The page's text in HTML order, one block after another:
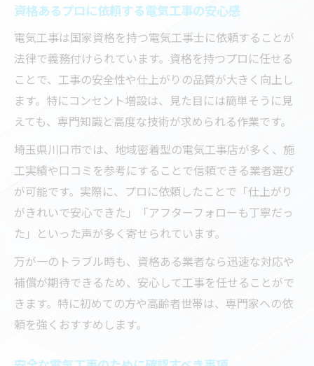
資格あるプロに依頼する電気工事の安心感
電気工事は国家資格を持つ電気工事士に依頼することが
法律で義務付けられています。資格を持つプロに任せる
ことで、工事の安全性や仕上がりの品質が大きく向上し
ます。特にコンセント増設は、見た目には簡単そうに見
えても、専門知識と高度な技術が求められる作業です。
埼玉県川口市では、地域密着型の電気工事店が多く、施
工実績や口コミを参考にすることで信頼できる業者選び
が可能です。実際に、プロに依頼したことで「仕上がり
がきれいで安心できた」「アフターフォローも丁寧だっ
た」といった声が多く寄せられています。
万が一のトラブル時も、資格ある業者なら迅速な対応や
補償が期待できるため、安心して工事を任せることがで
きます。特に初めての方や高齢者世帯は、専門家への依
頼を強くおすすめします。